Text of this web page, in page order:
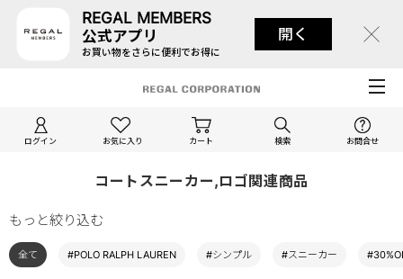
REGAL MEMBERS
公式アプリ
お買い物をさらに便利でお得に
開く
ログイン お気に入り カート 検索 お問合せ
コートスニーカー,ロゴ関連商品
もっと絞り込む
全て #POLO RALPH LAUREN #シンプル #スニーカー